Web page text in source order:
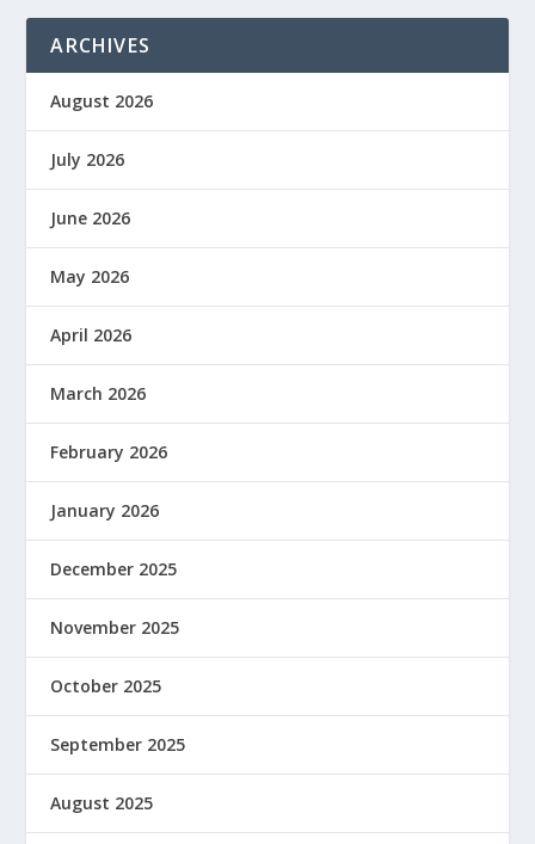
ARCHIVES
August 2026
July 2026
June 2026
May 2026
April 2026
March 2026
February 2026
January 2026
December 2025
November 2025
October 2025
September 2025
August 2025